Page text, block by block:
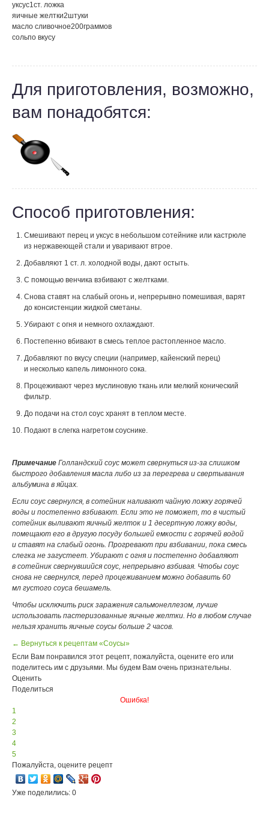
уксус1ст. ложка
яичные желтки2штуки
масло сливочное200граммов
сольпо вкусу
Для приготовления, возможно,
вам понадобятся:
Способ приготовления:
Смешивают перец и уксус в небольшом сотейнике или кастрюле
из нержавеющей стали и уваривают втрое.
Добавляют 1 ст. л. холодной воды, дают остыть.
С помощью венчика взбивают с желтками.
Снова ставят на слабый огонь и, непрерывно помешивая, варят
до консистенции жидкой сметаны.
Убирают с огня и немного охлаждают.
Постепенно вбивают в смесь теплое растопленное масло.
Добавляют по вкусу специи (например, кайенский перец)
и несколько капель лимонного сока.
Процеживают через муслиновую ткань или мелкий конический
фильтр.
До подачи на стол соус хранят в теплом месте.
Подают в слегка нагретом соуснике.
Примечание Голландский соус может свернуться из-за слишком
быстрого добавления масла либо из за перегрева и свертывания
альбумина в яйцах.
Если соус свернулся, в сотейник наливают чайную ложку горячей
воды и постепенно взбивают. Если это не поможет, то в чистый
сотейник выливают яичный желток и 1 десертную ложку воды,
помещают его в другую посуду большей емкости с горячей водой
и ставят на слабый огонь. Прогревают при взбивании, пока смесь
слегка не загустеет. Убирают с огня и постепенно добавляют
в сотейник свернувшийся соус, непрерывно взбивая. Чтобы соус
снова не свернулся, перед процеживанием можно добавить 60
мл густого соуса бешамель.
Чтобы исключить риск заражения сальмонеллезом, лучше
использовать пастеризованные яичные желтки. Но в любом случае
нельзя хранить яичные соусы больше 2 часов.
← Вернуться к рецептам «Соусы»
Если Вам понравился этот рецепт, пожалуйста, оцените его или
поделитесь им с друзьями. Мы будем Вам очень признательны.
Оценить
Поделиться
Ошибка!
1
2
3
4
5
Пожалуйста, оцените рецепт
Уже поделились: 0